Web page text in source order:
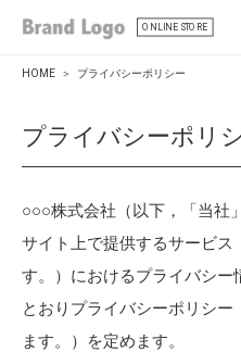
ONLINE STORE
HOME プライバシーポリシー
プライバシーポリ
○○○株式会社（以下，「当社
サイト上で提供するサービス
す。）におけるプライバシ
とおりプライバシーポリシ
ます。）を定めます。